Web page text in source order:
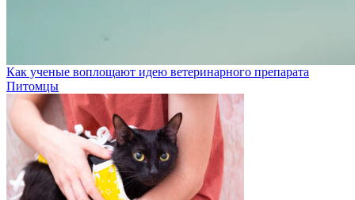
Как ученые воплощают идею ветеринарного препарата
Питомцы